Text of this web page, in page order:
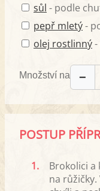
sůl - podle
pepř mletý-
olej rostlinný
Množství na −
POSTUP
1.
Brokolici a
na